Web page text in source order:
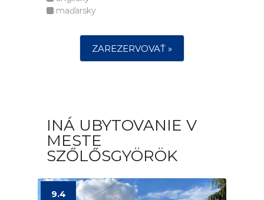
maďarsky
ZAREZERVOVAŤ »
INÁ UBYTOVANIE V
MESTE
SZŐLŐSGYÖRÖK
9.4